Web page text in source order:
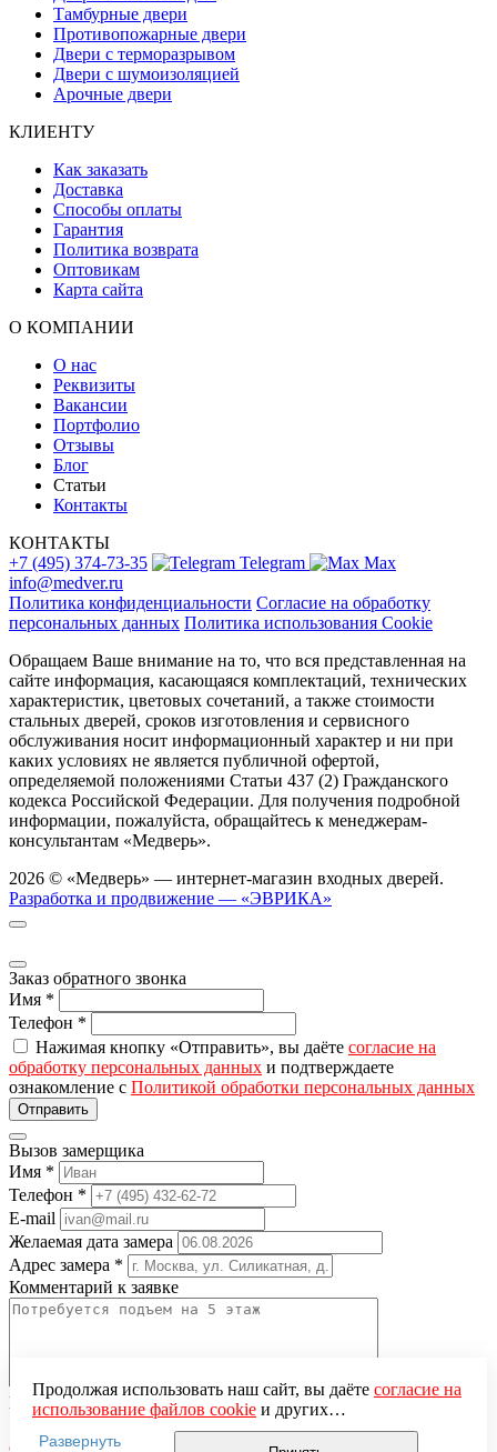
Тамбурные двери
Противопожарные двери
Двери с терморазрывом
Двери с шумоизоляцией
Арочные двери
КЛИЕНТУ
Как заказать
Доставка
Способы оплаты
Гарантия
Политика возврата
Оптовикам
Карта сайта
О КОМПАНИИ
О нас
Реквизиты
Вакансии
Портфолио
Отзывы
Блог
Статьи
Контакты
КОНТАКТЫ
+7 (495) 374-73-35
Telegram
Max
info@medver.ru
Политика конфиденциальности Согласие на обработку
персональных данных Политика использования Cookie
Обращаем Ваше внимание на то, что вся представленная на
сайте информация, касающаяся комплектаций, технических
характеристик, цветовых сочетаний, а также стоимости
стальных дверей, сроков изготовления и сервисного
обслуживания носит информационный характер и ни при
каких условиях не является публичной офертой,
определяемой положениями Статьи 437 (2) Гражданского
кодекса Российской Федерации. Для получения подробной
информации, пожалуйста, обращайтесь к менеджерам-
консультантам «Медверь».
2026 © «Медверь» — интернет-магазин входных дверей.
Разработка и продвижение — «ЭВРИКА»
Заказ обратного звонка
Имя *
Телефон *
Нажимая кнопку «Отправить», вы даёте согласие на
обработку персональных данных и подтверждаете
ознакомление с Политикой обработки персональных данных
Вызов замерщика
Имя *
Телефон *
E-mail
Желаемая дата замера
Адрес замера *
Комментарий к заявке
Понравившаяся модель
Нажимая кнопку «Отправить», вы даётесогласие на
обработку персональных данных
и подтверждаете
Продолжая использовать наш сайт, вы даёте согласие на
использование файлов cookieи других
пользовательских данных (включая IP-адрес, сведения о
Развернуть